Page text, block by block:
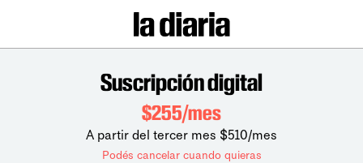
Suscripción digital
$255/mes
A partir del tercer mes $510/mes
Podés cancelar cuando quieras